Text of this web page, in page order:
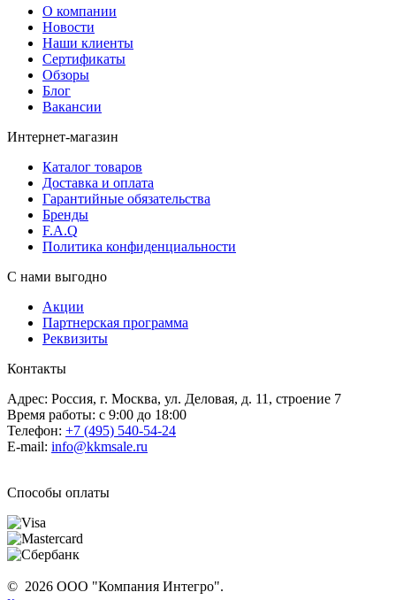
О компании
Новости
Наши клиенты
Сертификаты
Обзоры
Блог
Вакансии
Интернет-магазин
Каталог товаров
Доставка и оплата
Гарантийные обязательства
Бренды
F.A.Q
Политика конфиденциальности
С нами выгодно
Акции
Партнерская программа
Реквизиты
Контакты
Адрес: Россия, г. Москва, ул. Деловая, д. 11, строение 7
Время работы: с 9:00 до 18:00
Телефон: +7 (495) 540-54-24
E-mail: info@kkmsale.ru
Способы оплаты
© 2026 ООО "Компания Интегро".